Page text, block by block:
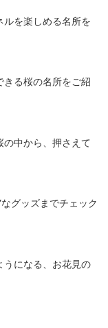
を楽しめる名所を
る桜の名所をご紹
中から、押さえて
グッズまでチェック
うになる、お花見の